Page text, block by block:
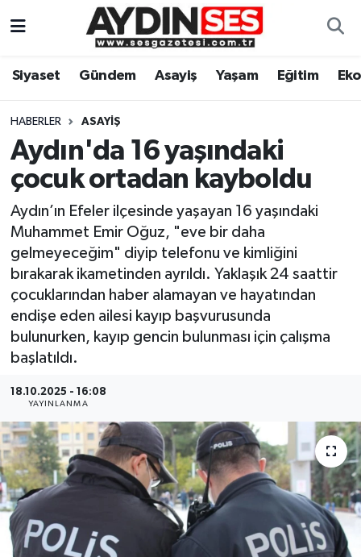
Siyaset Gündem Asayiş Yaşam Eğitim
HABERLER ASAYIŞ
Aydın'da 16 yaşındaki
çocuk ortadan kayboldu
Aydın’ın Efeler ilçesinde yaşayan 16 yaşındaki
Muhammet Emir Oğuz, "eve bir daha
gelmeyeceğim" diyip telefonu ve kimliğini
bırakarak ikametinden ayrıldı. Yaklaşık 24 saattir
çocuklarından haber alamayan ve hayatından
endişe eden ailesi kayıp başvurusunda
bulunurken, kayıp gencin bulunması için çalışma
başlatıldı.
18.10.2025 - 16:08
YAYINLANMA
Gündem
Siyaset
Ekonomi
Yaşam
Eğitim
Kültür Sanat
Spor
Aydın Hava Durumu
Aydin Namaz Vakitleri
Aydın Trafik Yoğunluk Haritası
Süper Lig Puan Durumu ve Fikstür
Tüm Manşetler
Son Dakika Haberleri
Haber Arşivi